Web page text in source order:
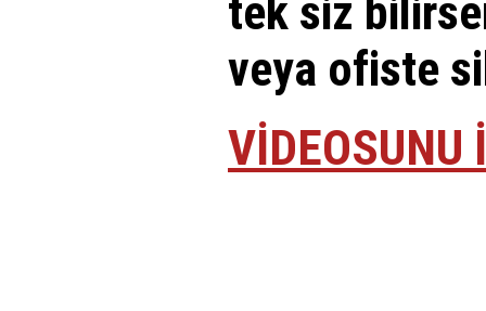
tek siz
veya ofiste
VİDEOSUNU